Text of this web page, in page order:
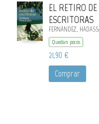
EL RETIRO DE
ESCRITORAS
FERNÁNDEZ,
Quedan pocos
21,90 €
Comprar